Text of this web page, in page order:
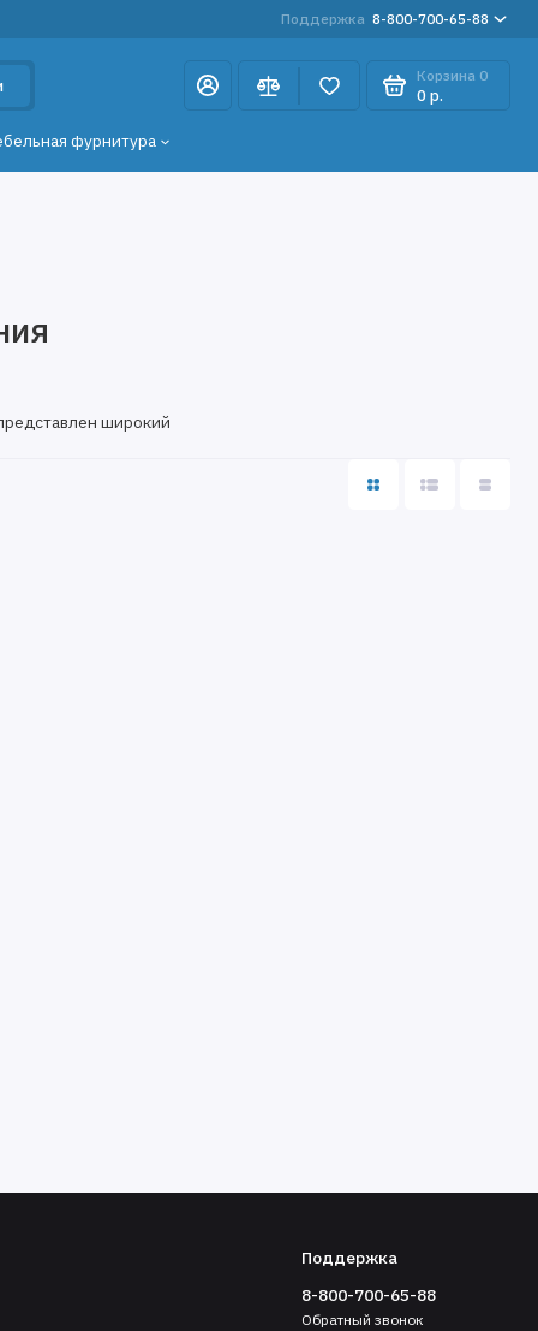
Поддержка 8-800-700-65-88
Корзина 0
0 р.
фурнитура
широкий
Поддержка
8-800-700-65-88
Обратный звонок